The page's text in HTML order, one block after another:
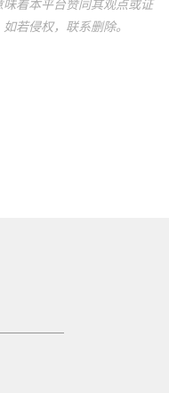
着本平台赞同其观点或证
若侵权，联系删除。